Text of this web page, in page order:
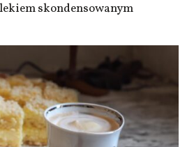
skondensowanym